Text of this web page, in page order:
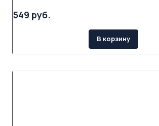
549 руб.
В корзину